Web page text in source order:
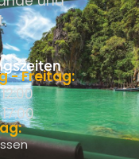
- Freitag: